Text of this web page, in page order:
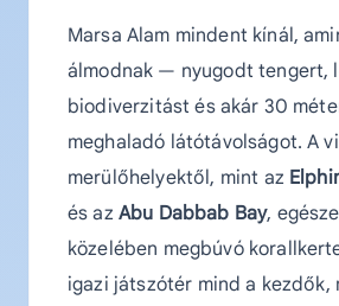
Marsa Alam mindent kínál,
álmodnak — nyugodt tengert,
biodiverzitást és akár 30
meghaladó látótávolságot. A
merülőhelyektől, mint az
és az Abu Dabbab Bay,
közelében megbúvó
igazi játszótér mind a kezdők,